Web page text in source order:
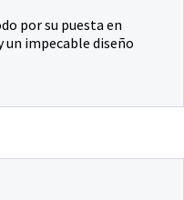
por su puesta en
un impecable diseño